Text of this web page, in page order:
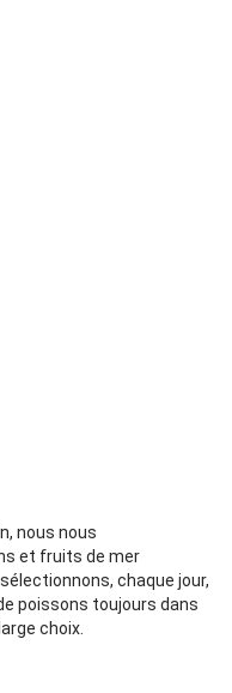
nous nous
et fruits de mer
chaque jour,
poissons toujours dans
choix.